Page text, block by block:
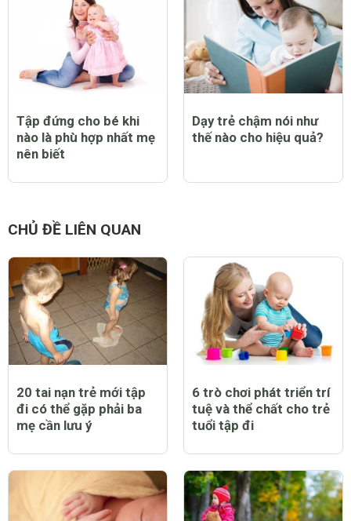
Tập đứng cho bé khi
nào là phù hợp nhất mẹ
nên biết
Dạy trẻ chậm nói như
thế nào cho hiệu quả?
CHỦ ĐỀ LIÊN QUAN
20 tai nạn trẻ mới tập
đi có thể gặp phải ba
mẹ cần lưu ý
6 trò chơi phát triển trí
tuệ và thể chất cho trẻ
tuổi tập đi